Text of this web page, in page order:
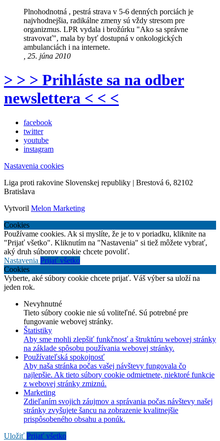
Plnohodnotná , pestrá strava v 5-6 denných porciách je
najvhodnejšia, radikálne zmeny sú vždy stresom pre
organizmus. LPR vydala i brožúrku "Ako sa správne
stravovať", mala by byť dostupná v onkologických
ambulanciách i na internete.
, 25. júna 2010
> > > Prihláste sa na odber
newslettera < < <
facebook
twitter
youtube
instagram
Nastavenia cookies
Liga proti rakovine Slovenskej republiky | Brestová 6, 82102
Bratislava
Vytvoril Melon Marketing
Cookies
Používame cookies. Ak si myslíte, že je to v poriadku, kliknite na
"Prijať všetko". Kliknutím na "Nastavenia" si tiež môžete vybrať,
aký druh súborov cookie chcete povoliť.
Nastavenia Prijať všetko
Cookies
Vyberte, aké súbory cookie chcete prijať. Váš výber sa uloží na
jeden rok.
Nevyhnutné
Tieto súbory cookie nie sú voliteľné. Sú potrebné pre
fungovanie webovej stránky.
Štatistiky
Aby sme mohli zlepšiť funkčnosť a štruktúru webovej stránky
na základe spôsobu používania webovej stránky.
Používateľská spokojnosť
Aby naša stránka počas vašej návštevy fungovala čo
najlepšie. Ak tieto súbory cookie odmietnete, niektoré funkcie
z webovej stránky zmiznú.
Marketing
Zdieľaním svojich záujmov a správania počas návštevy našej
stránky zvyšujete šancu na zobrazenie kvalitnejšie
prispôsobeného obsahu a ponúk.
Uložiť Prijať všetko